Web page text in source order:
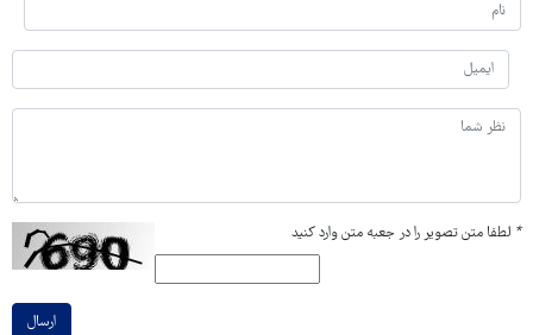
* لطفا متن تصویر را در جعبه متن وارد کنید
ارسال